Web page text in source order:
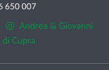
650 007
Andrea & Giovanni
di Cupra